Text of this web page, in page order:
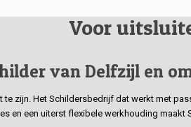
Voor
van Delfzijl en
zijn. Het Schildersbedrijf dat werkt met
en een uiterst flexibele werkhouding